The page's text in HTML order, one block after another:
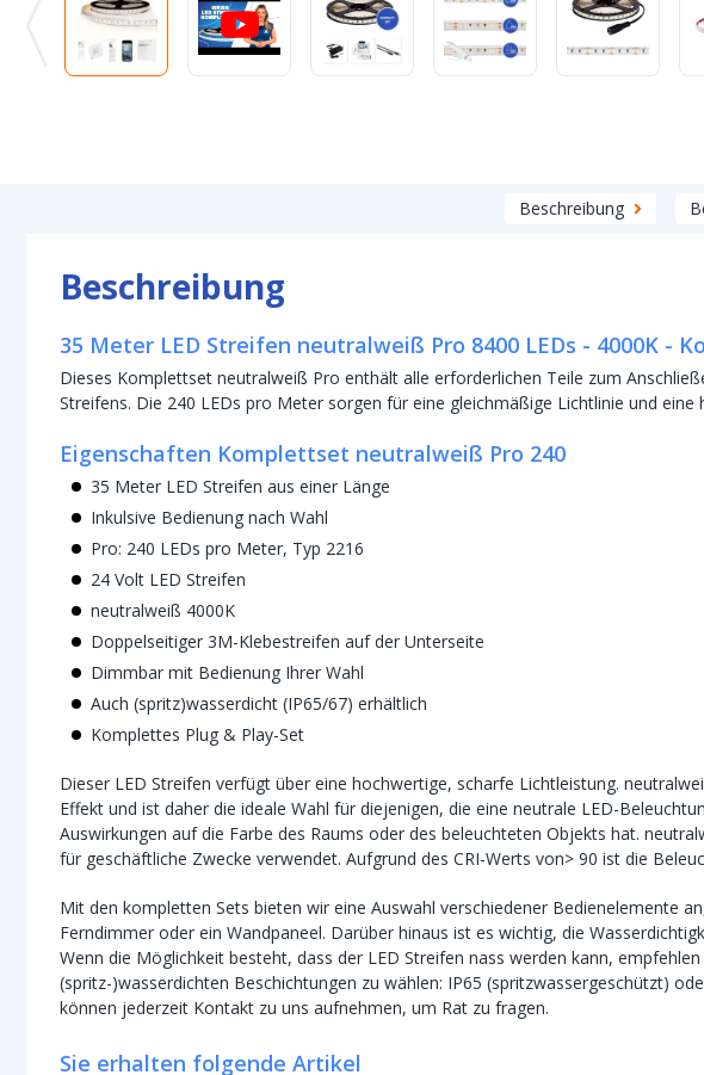
Beschreibung
Beschreibung
35 Meter LED Streifen neutralweiß Pro 8400 LEDs - 4000K -
Dieses Komplettset neutralweiß Pro enthält alle erforderlichen Teile zum
Streifens. Die 240 LEDs pro Meter sorgen für eine gleichmäßige Lichtlinie und eine
Eigenschaften Komplettset neutralweiß Pro 240
35 Meter LED Streifen aus einer Länge
Inkulsive Bedienung nach Wahl
Pro: 240 LEDs pro Meter, Typ 2216
24 Volt LED Streifen
neutralweiß 4000K
Doppelseitiger 3M-Klebestreifen auf der Unterseite
Dimmbar mit Bedienung Ihrer Wahl
Auch (spritz)wasserdicht (IP65/67) erhältlich
Komplettes Plug & Play-Set
Dieser LED Streifen verfügt über eine hochwertige, scharfe Lichtleistung.
Effekt und ist daher die ideale Wahl für diejenigen, die eine neutrale LED-
Auswirkungen auf die Farbe des Raums oder des beleuchteten Objekts hat.
für geschäftliche Zwecke verwendet. Aufgrund des CRI-Werts von> 90 ist die
Mit den kompletten Sets bieten wir eine Auswahl verschiedener Bedienelemente
Ferndimmer oder ein Wandpaneel. Darüber hinaus ist es wichtig, die
Wenn die Möglichkeit besteht, dass der LED Streifen nass werden kann,
(spritz-)wasserdichten Beschichtungen zu wählen: IP65 (spritzwassergeschützt)
können jederzeit Kontakt zu uns aufnehmen, um Rat zu fragen.
Sie erhalten folgende Artikel